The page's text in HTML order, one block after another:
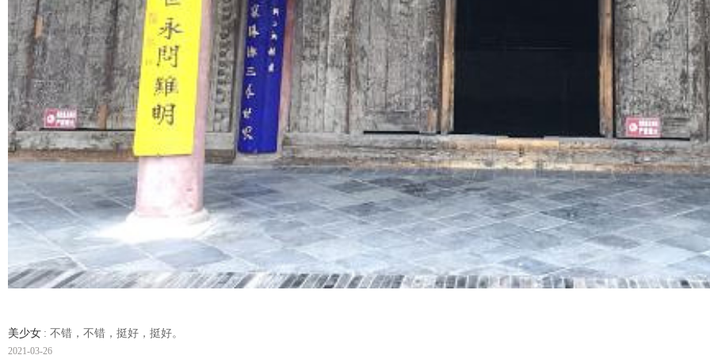
美少女 : 不错，不错，挺好，挺好。
2021-03-26